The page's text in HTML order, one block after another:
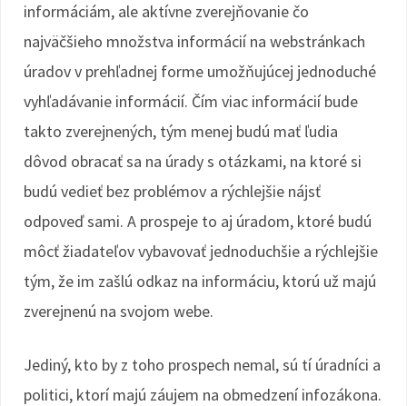
informáciám, ale aktívne zverejňovanie čo
najväčšieho množstva informácií na webstránkach
úradov v prehľadnej forme umožňujúcej jednoduché
vyhľadávanie informácií. Čím viac informácií bude
takto zverejnených, tým menej budú mať ľudia
dôvod obracať sa na úrady s otázkami, na ktoré si
budú vedieť bez problémov a rýchlejšie nájsť
odpoveď sami. A prospeje to aj úradom, ktoré budú
môcť žiadateľov vybavovať jednoduchšie a rýchlejšie
tým, že im zašlú odkaz na informáciu, ktorú už majú
zverejnenú na svojom webe.
Jediný, kto by z toho prospech nemal, sú tí úradníci a
politici, ktorí majú záujem na obmedzení infozákona.